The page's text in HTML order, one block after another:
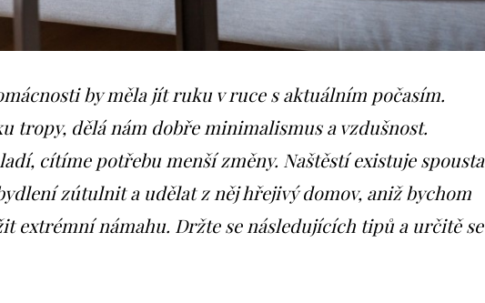
by měla jít ruku v ruce s aktuálním počasím.
tropy, dělá nám dobře minimalismus a vzdušnost.
cítíme potřebu menší změny. Naštěstí existuje spousta
zútulnit a udělat z něj hřejivý domov, aniž bychom
extrémní námahu. Držte se následujících tipů a určitě se